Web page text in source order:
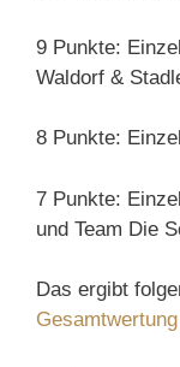
9 Punkte:
Waldorf &
8 Punkte:
7 Punkte:
und Team Die
Das ergibt